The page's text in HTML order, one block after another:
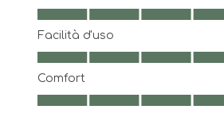
Qualità, 4.0 su 5
Facilità d'uso
Facilità d'uso, 5.0 su 5
Comfort
Comfort, 4.0 su 5